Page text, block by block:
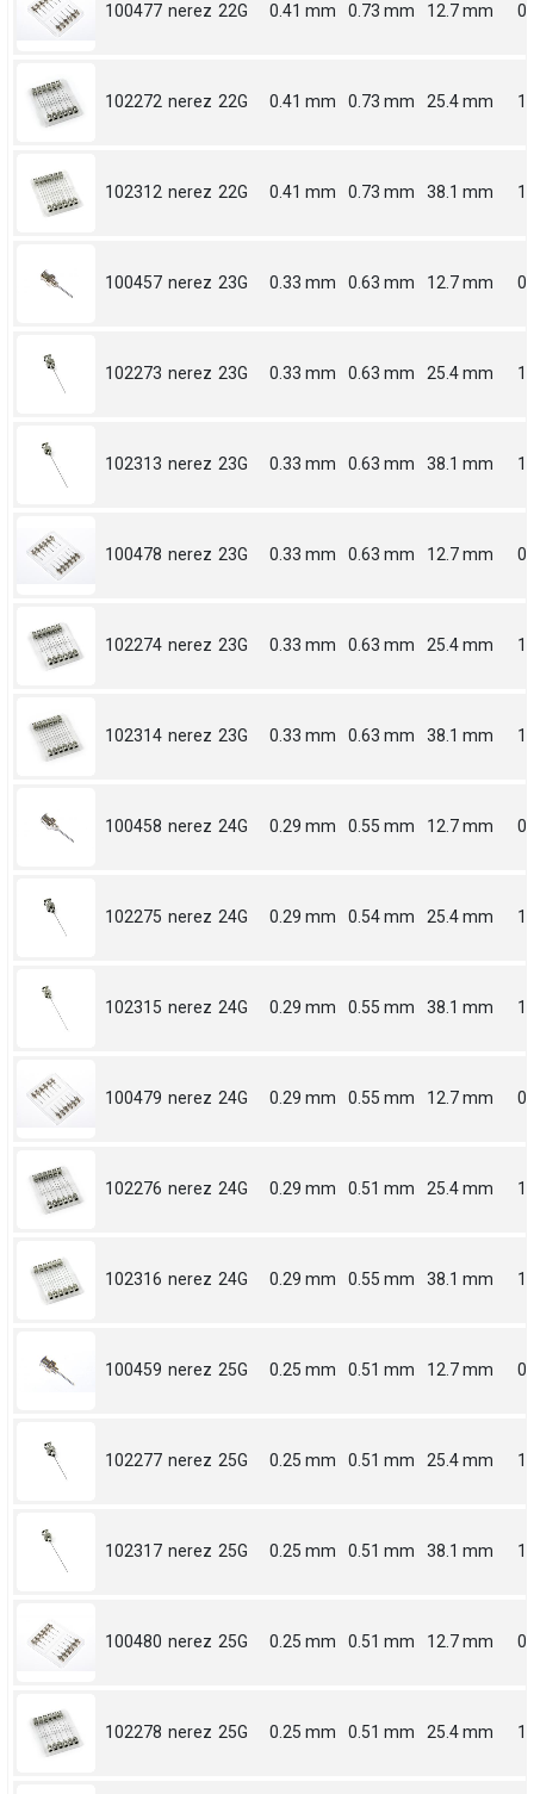
100477 nerez 22G 0.41 mm 0.73 mm 12.7 mm
102272 nerez 22G 0.41 mm 0.73 mm 25.4 mm 1
102312 nerez 22G 0.41 mm 0.73 mm 38.1 mm
100457 nerez 23G 0.33 mm 0.63 mm 12.7 mm
102273 nerez 23G 0.33 mm 0.63 mm 25.4 mm 1
102313 nerez 23G 0.33 mm 0.63 mm 38.1 mm
100478 nerez 23G 0.33 mm 0.63 mm 12.7 mm
102274 nerez 23G 0.33 mm 0.63 mm 25.4 mm 1
102314 nerez 23G 0.33 mm 0.63 mm 38.1 mm
100458 nerez 24G 0.29 mm 0.55 mm 12.7 mm
102275 nerez 24G 0.29 mm 0.54 mm 25.4 mm 1
102315 nerez 24G 0.29 mm 0.55 mm 38.1 mm
100479 nerez 24G 0.29 mm 0.55 mm 12.7 mm
102276 nerez 24G 0.29 mm 0.51 mm 25.4 mm 1
102316 nerez 24G 0.29 mm 0.55 mm 38.1 mm
100459 nerez 25G 0.25 mm 0.51 mm 12.7 mm
102277 nerez 25G 0.25 mm 0.51 mm 25.4 mm 1
102317 nerez 25G 0.25 mm 0.51 mm 38.1 mm
100480 nerez 25G 0.25 mm 0.51 mm 12.7 mm
102278 nerez 25G 0.25 mm 0.51 mm 25.4 mm 1